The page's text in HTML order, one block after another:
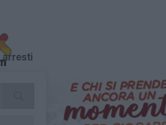
arresti